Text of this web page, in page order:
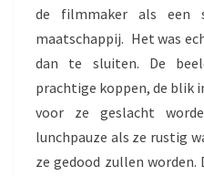
de filmmaker als een
maatschappij. Het was
dan te sluiten. De
prachtige koppen, de blik
voor ze geslacht
lunchpauze als ze rustig
ze gedood zullen